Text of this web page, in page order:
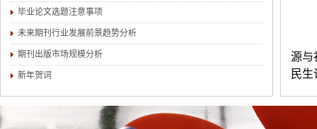
毕业论文选题注意事项
未来期刊行业发展前景趋势分析
期刊出版市场规模分析
新年贺词
源与
民
本刊